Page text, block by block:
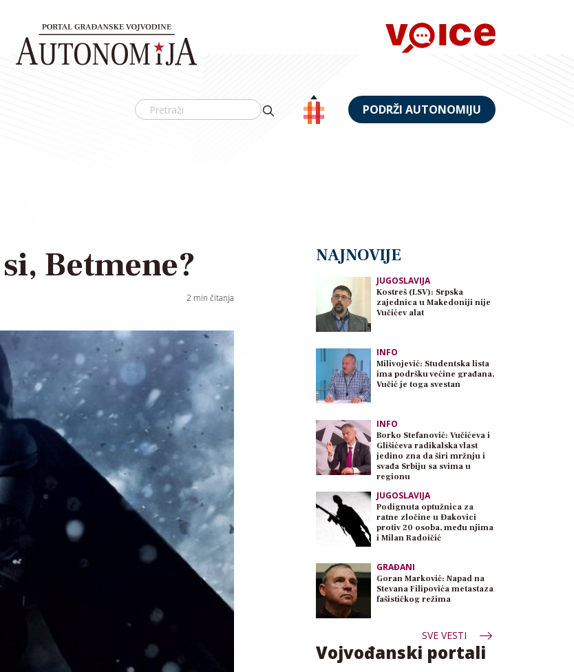
PODRŽI AUTONOMIJU
Betmene?
2 min čitanja
NAJNOVIJE
JUGOSLAVIJA
Kostreš (LSV): Srpska
zajednica u Makedoniji nije
Vučićev alat
INFO
Milivojević: Studentska lista
ima podršku većine građana,
Vučić je toga svestan
INFO
Borko Stefanović: Vučićeva i
Glišićeva radikalska vlast
jedino zna da širi mržnju i
svađa Srbiju sa svima u
regionu
JUGOSLAVIJA
Podignuta optužnica za
ratne zločine u Đakovici
protiv 20 osoba, među njima
i Milan Radoičić
GRAĐANI
Goran Marković: Napad na
Stevana Filipovića metastaza
fašističkog režima
SVE VESTI
Vojvođanski portali